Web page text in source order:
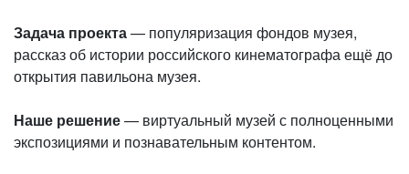
Задача проекта— популяризация фондов музея,
рассказ об истории российского кинематографа ещё до
открытия павильона музея.
Наше решение— виртуальный музей с полноценными
экспозициями и познавательным контентом.